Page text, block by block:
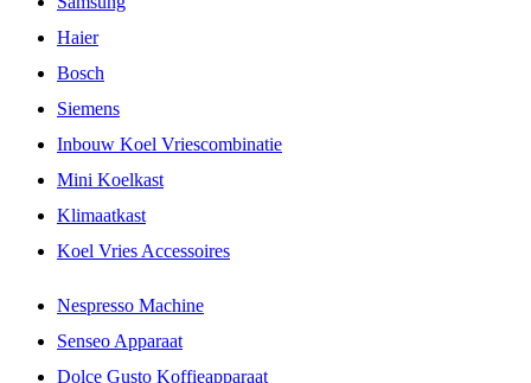
Haier
Bosch
Siemens
Inbouw Koel Vriescombinatie
Mini Koelkast
Klimaatkast
Koel Vries Accessoires
Nespresso Machine
Senseo Apparaat
Dolce Gusto Koffieapparaat